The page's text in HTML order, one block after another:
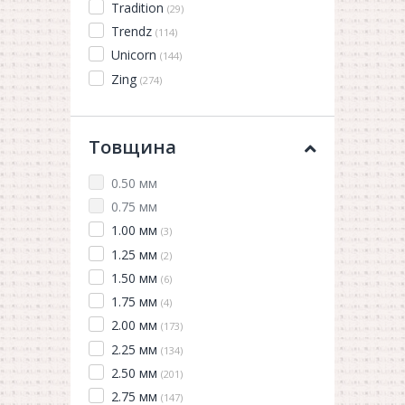
Tradition (29)
Trendz (114)
Unicorn (144)
Zing (274)
Товщина
0.50 мм
0.75 мм
1.00 мм (3)
1.25 мм (2)
1.50 мм (6)
1.75 мм (4)
2.00 мм (173)
2.25 мм (134)
2.50 мм (201)
2.75 мм (147)